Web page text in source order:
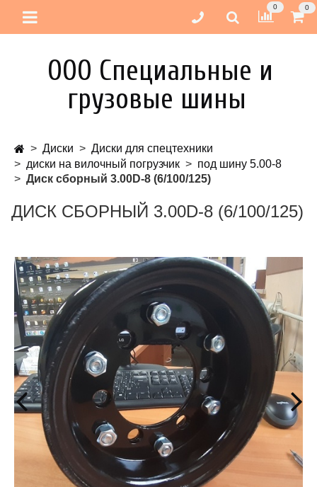
0 0
ООО Специальные и
грузовые шины
Диски
Диски для спецтехники
диски на вилочный погрузчик
под шину 5.00-8
Диск сборный 3.00D-8 (6/100/125)
ДИСК СБОРНЫЙ 3.00D-8 (6/100/125)